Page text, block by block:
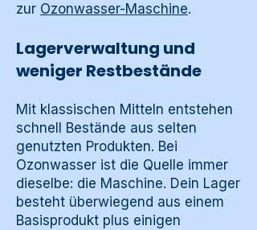
zur Ozonwasser-Maschine.
Lagerverwaltung und
weniger Restbestände
Mit klassischen Mitteln entstehen
schnell Bestände aus selten
genutzten Produkten. Bei
Ozonwasser ist die Quelle immer
dieselbe: die Maschine. Dein Lager
besteht überwiegend aus einem
Basisprodukt plus einigen